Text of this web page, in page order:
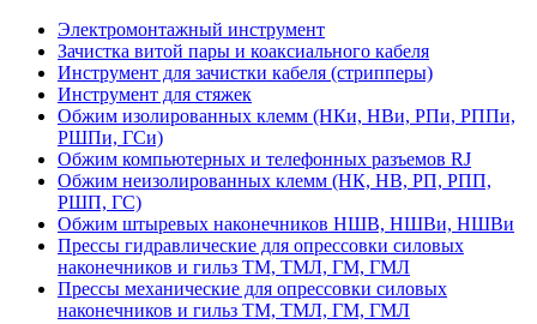
Электромонтажный инструмент
Зачистка витой пары и коаксиального кабеля
Инструмент для зачистки кабеля (стрипперы)
Инструмент для стяжек
Обжим изолированных клемм (НКи, НВи, РПи, РППи,
РШПи, ГСи)
Обжим компьютерных и телефонных разъемов RJ
Обжим неизолированных клемм (НК, НВ, РП, РПП,
РШП, ГС)
Обжим штыревых наконечников НШВ, НШВи, НШВи
Прессы гидравлические для опрессовки силовых
наконечников и гильз ТМ, ТМЛ, ГМ, ГМЛ
Прессы механические для опрессовки силовых
наконечников и гильз ТМ, ТМЛ, ГМ, ГМЛ